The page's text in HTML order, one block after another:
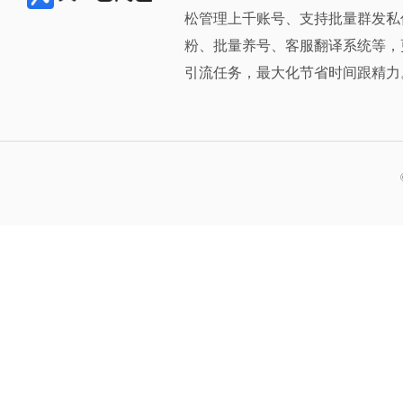
松管理上千账号、支持批量群发
粉、批量养号、客服翻译系统等
引流任务，最大化节省时间跟精力